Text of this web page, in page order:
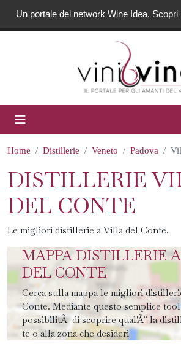
Un portale del network Wine Idea. Scopri
Home Distillerie Veneto Padova
DISTILLERIE
DEL CONTE
Le migliori distillerie a Villa del Conte.
MAPPA DISTILLERIE
DEL CONTE
Cerca sulla mappa le migliori
Conte. Mediante questo semplice
possibilitÃ di scoprire qual'Ã¨ la
te o alla zona che desideri